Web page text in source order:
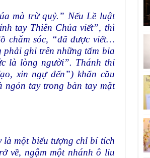
mà trừ quỷ.” Nếu Lề luật
tay Thiên Chúa viết”, thì
chăm sóc, “đã được viết…
phải ghi trên những tấm bia
là lòng người”. Thánh thi
xin ngự đến”) khẩn cầu
tay trong bàn tay mặt
một biểu tượng chỉ bí tích
về, ngậm một nhánh ô liu